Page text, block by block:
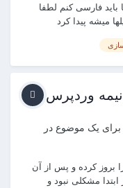
باید فارسی کنم لطفا
میشه پیدا کرد
وردپرس و
یک موضوع در
کرده و پس از آن
مشکلی نبود و